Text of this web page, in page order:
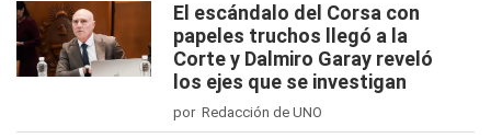
El escándalo del Corsa con
papeles truchos llegó a la
Corte y Dalmiro Garay reveló
los ejes que se investigan
por Redacción de UNO